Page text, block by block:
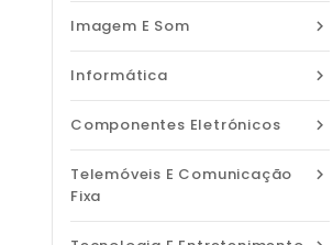

Imagem E Som

Informática

Componentes Eletrónicos

Telemóveis E Comunicação
Fixa